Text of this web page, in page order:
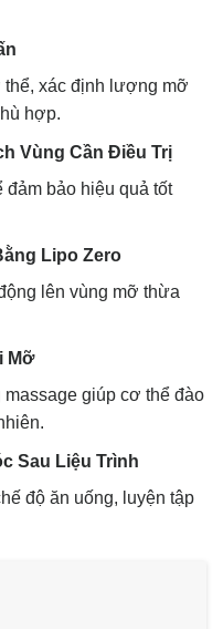
thể, xác định lượng mỡ
hợp.
Vùng Cần Điều Trị
đảm bảo hiệu quả tốt
Lipo Zero
lên vùng mỡ thừa
Mỡ
giúp cơ thể đào
Sau Liệu Trình
độ ăn uống, luyện tập